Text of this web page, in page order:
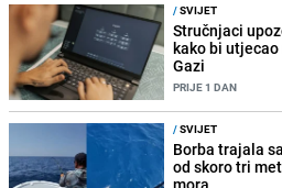
/SVIJET
Stručnjaci
kako bi utjecao
Gazi
PRIJE 1 DAN
/SVIJET
Borba trajala
od skoro tri